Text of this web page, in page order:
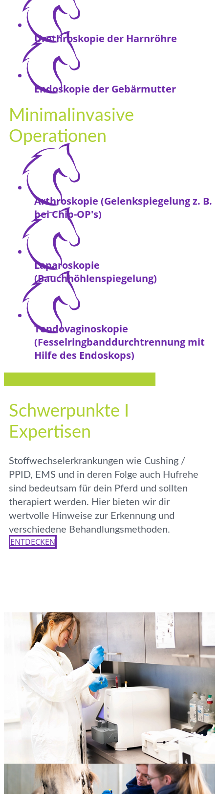
Urethroskopie der Harnröhre
Endoskopie der Gebärmutter
Minimalinvasive
Operationen
Arthroskopie (Gelenkspiegelung z. B.
bei Chip-OP's)
Laparoskopie
(Bauchhöhlenspiegelung)
Tendovaginoskopie
(Fesselringbanddurchtrennung mit
Hilfe des Endoskops)
Schwerpunkte I
Expertisen
Stoffwechselerkrankungen wie Cushing /
PPID, EMS und in deren Folge auch Hufrehe
sind bedeutsam für dein Pferd und sollten
therapiert werden. Hier bieten wir dir
wertvolle Hinweise zur Erkennung und
verschiedene Behandlungsmethoden.
ENTDECKEN